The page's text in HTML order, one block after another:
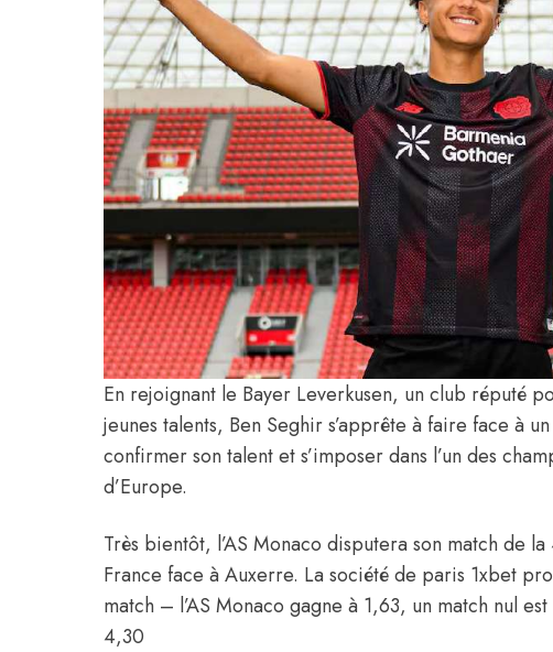
En rejoignant le Bayer Leverkusen, un club réputé
jeunes talents, Ben Seghir s’apprête à faire face à
confirmer son talent et s’imposer dans l’un des
d’Europe.
Très bientôt, l’AS Monaco disputera son match de
France face à Auxerre. La société de paris 1xbet
match – l’AS Monaco gagne à 1,63, un match nul
4,30